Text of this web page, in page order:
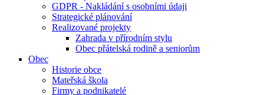
GDPR - Nakládání s osobními údaji
Strategické plánování
Realizované projekty
Zahrada v přírodním stylu
Obec přátelská rodině a seniorům
Obec
Historie obce
Mateřská škola
Firmy a podnikatelé